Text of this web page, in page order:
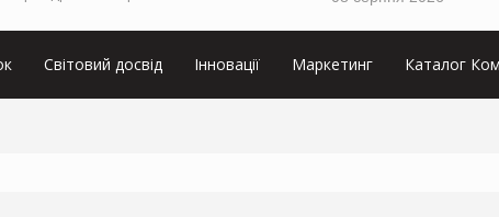
Світовий досвід Інновації Маркетинг Каталог